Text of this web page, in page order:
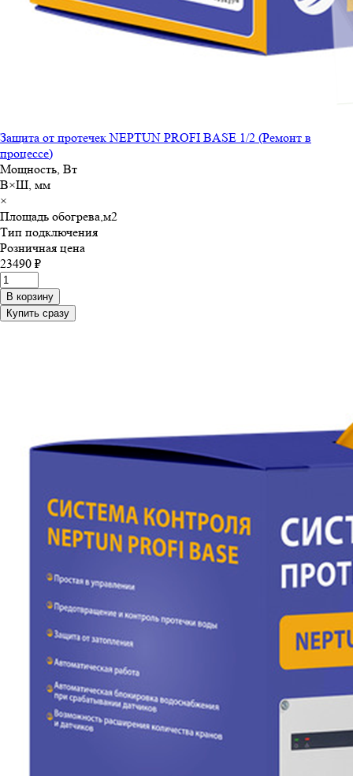
Защита от протечек NEPTUN PROFI BASE 1/2 (Ремонт в
процессе)
Мощность, Вт
В×Ш, мм
×
Площадь обогрева,м2
Тип подключения
Розничная цена
23490 ₽
В корзину
Купить сразу